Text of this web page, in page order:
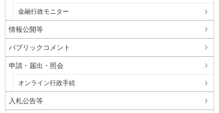
金融行政モニター
情報公開等
パブリックコメント
申請・届出・照会
オンライン行政手続
入札公告等